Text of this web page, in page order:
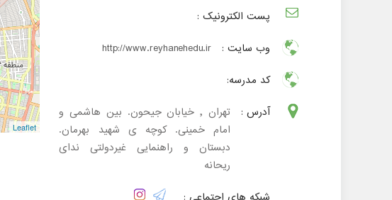
پست الکترونیک :
وب سایت :
http://www.reyhanehedu.ir
کد مدرسه:
آدرس :
تهران , خیابان جیحون. بین هاشمی و
امام خمینی. کوچه ی شهید بهرمان.
دبستان و راهنمایی غیردولتی ندای
ریحانه
Leaflet